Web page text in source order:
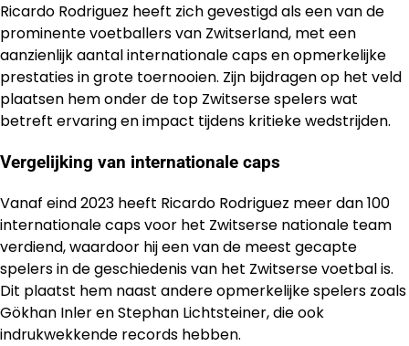
Ricardo Rodriguez heeft zich gevestigd als een van de
prominente voetballers van Zwitserland, met een
aanzienlijk aantal internationale caps en opmerkelijke
prestaties in grote toernooien. Zijn bijdragen op het veld
plaatsen hem onder de top Zwitserse spelers wat
betreft ervaring en impact tijdens kritieke wedstrijden.
Vergelijking van internationale caps
Vanaf eind 2023 heeft Ricardo Rodriguez meer dan 100
internationale caps voor het Zwitserse nationale team
verdiend, waardoor hij een van de meest gecapte
spelers in de geschiedenis van het Zwitserse voetbal is.
Dit plaatst hem naast andere opmerkelijke spelers zoals
Gökhan Inler en Stephan Lichtsteiner, die ook
indrukwekkende records hebben.